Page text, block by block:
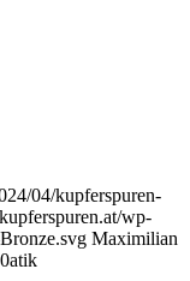
04/kupferspuren-
wp-
Maximilian
atik